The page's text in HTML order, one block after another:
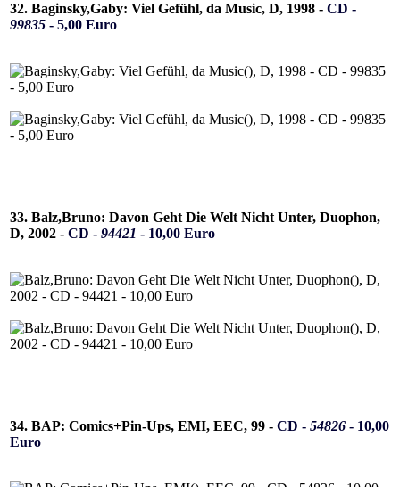
32. Baginsky,Gaby: Viel Gefühl, da Music, D, 1998 - CD -
99835 - 5,00 Euro
33. Balz,Bruno: Davon Geht Die Welt Nicht Unter, Duophon,
D, 2002 - CD - 94421 - 10,00 Euro
34. BAP: Comics+Pin-Ups, EMI, EEC, 99 - CD - 54826 - 10,00
Euro